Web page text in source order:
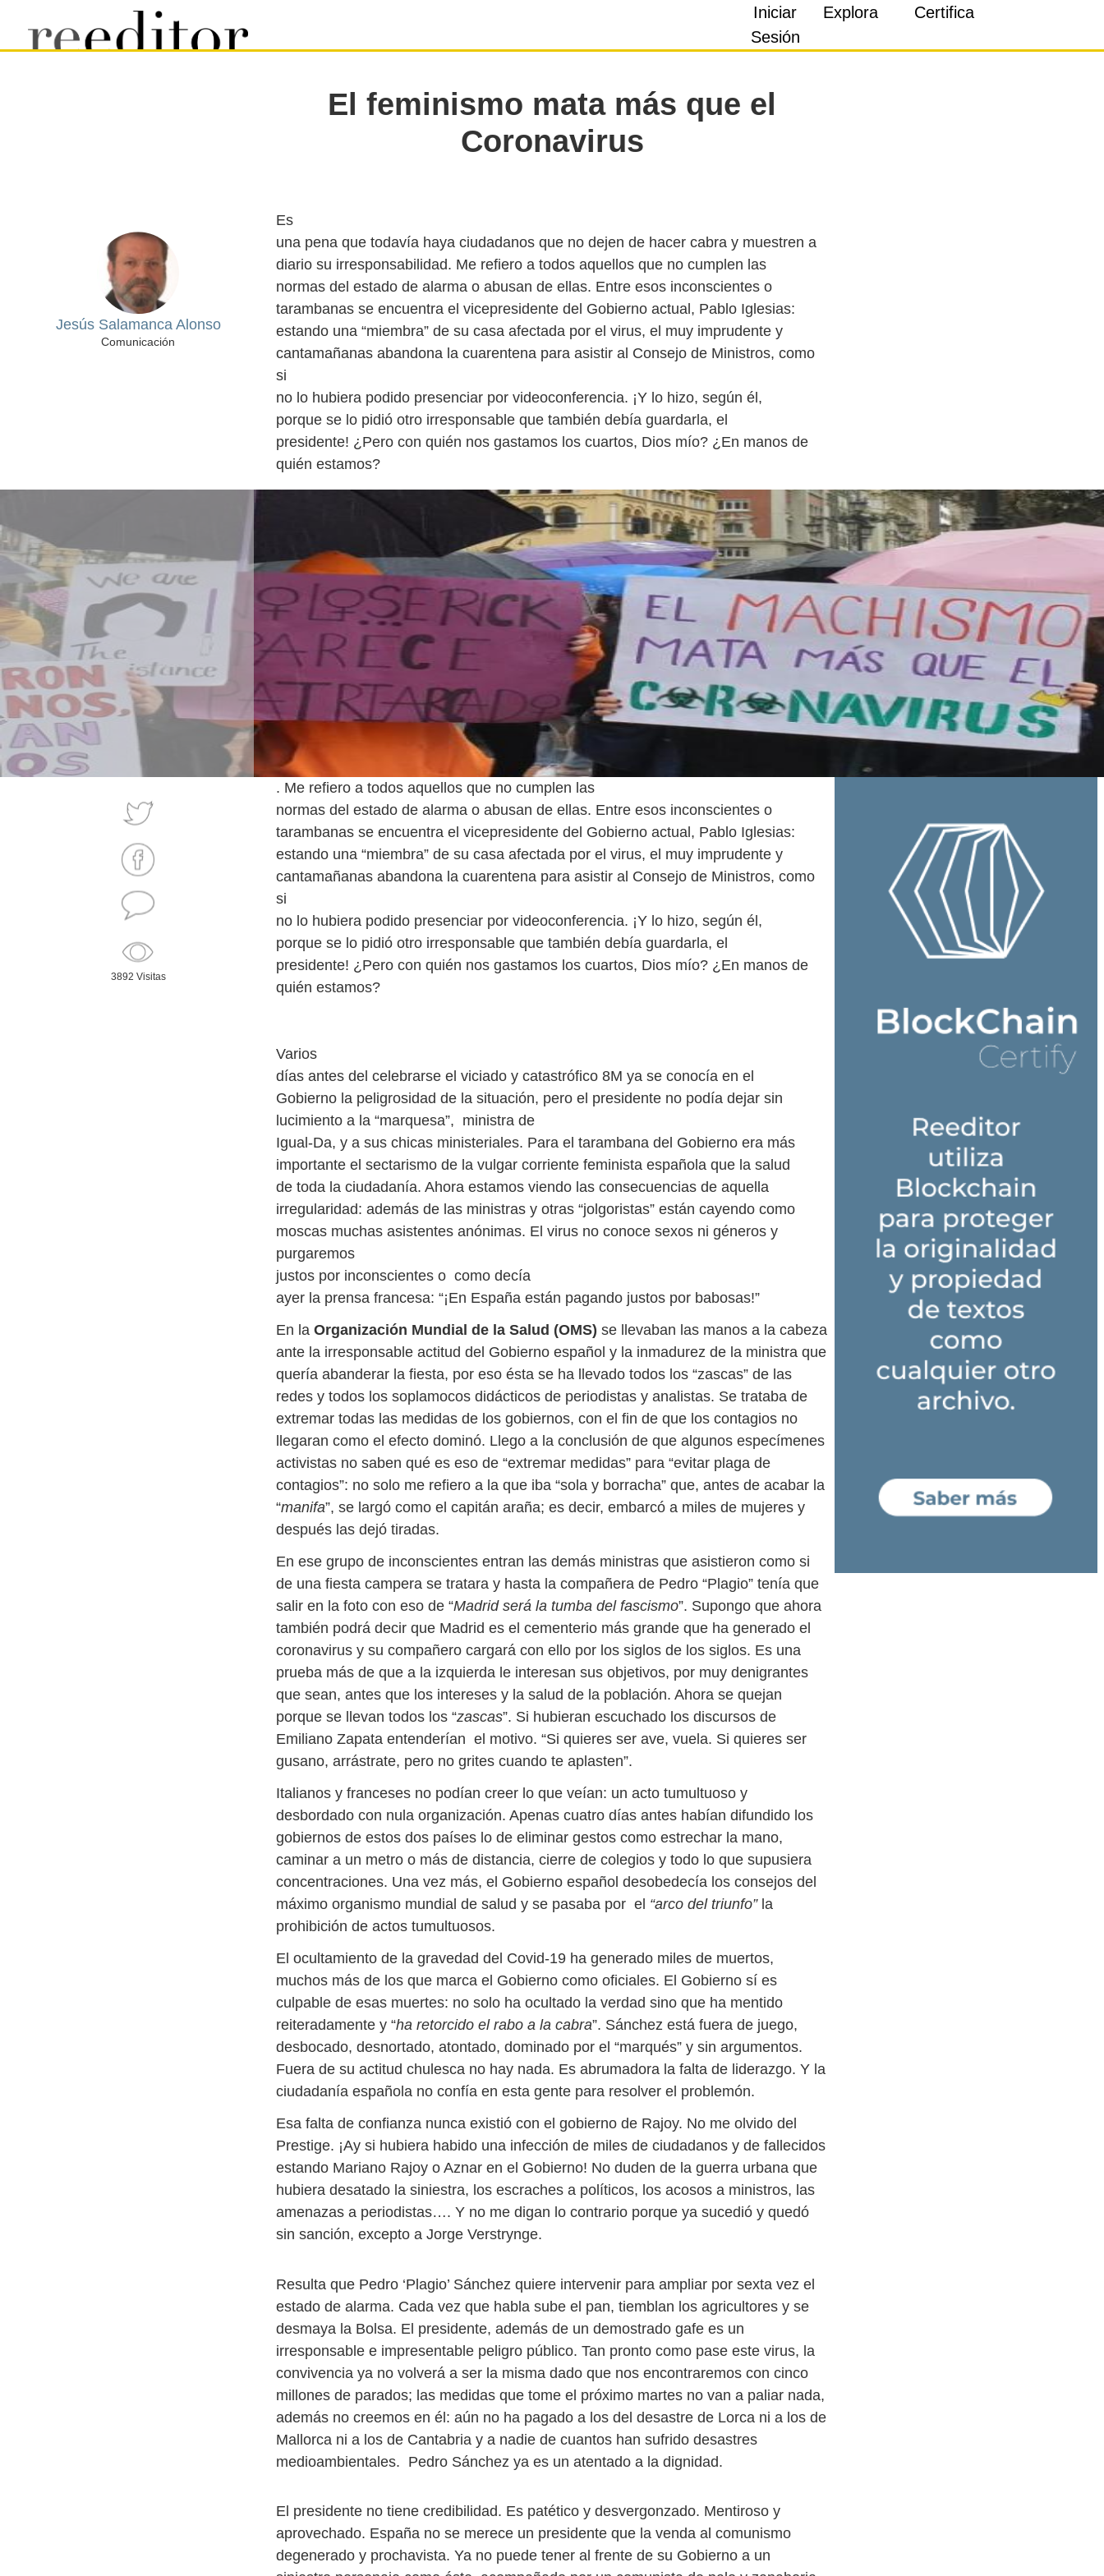
Iniciar
Sesión
Explora Certifica
Jesús Salamanca Alonso
Comunicación
El feminismo mata más que el
Coronavirus
Es
una pena que todavía haya ciudadanos que no dejen de hacer cabra y muestren a
diario su irresponsabilidad. Me refiero a todos aquellos que no cumplen las
normas del estado de alarma o abusan de ellas. Entre esos inconscientes o
tarambanas se encuentra el vicepresidente del Gobierno actual, Pablo Iglesias:
estando una “miembra” de su casa afectada por el virus, el muy imprudente y
cantamañanas abandona la cuarentena para asistir al Consejo de Ministros, como
si
no lo hubiera podido presenciar por videoconferencia. ¡Y lo hizo, según él,
porque se lo pidió otro irresponsable que también debía guardarla, el
presidente! ¿Pero con quién nos gastamos los cuartos, Dios mío? ¿En manos de
3892 Visitas
. Me refiero a todos aquellos que no cumplen las
normas del estado de alarma o abusan de ellas. Entre esos inconscientes o
tarambanas se encuentra el vicepresidente del Gobierno actual, Pablo Iglesias:
estando una “miembra” de su casa afectada por el virus, el muy imprudente y
cantamañanas abandona la cuarentena para asistir al Consejo de Ministros, como
si
no lo hubiera podido presenciar por videoconferencia. ¡Y lo hizo, según él,
porque se lo pidió otro irresponsable que también debía guardarla, el
presidente! ¿Pero con quién nos gastamos los cuartos, Dios mío? ¿En manos de
quién estamos?
Varios
días antes del celebrarse el viciado y catastrófico 8M ya se conocía en el
Gobierno la peligrosidad de la situación, pero el presidente no podía dejar sin
lucimiento a la “marquesa”, ministra de
Igual-Da, y a sus chicas ministeriales. Para el tarambana del Gobierno era más
importante el sectarismo de la vulgar corriente feminista española que la salud
de toda la ciudadanía. Ahora estamos viendo las consecuencias de aquella
irregularidad: además de las ministras y otras “jolgoristas” están cayendo como
moscas muchas asistentes anónimas. El virus no conoce sexos ni géneros y
purgaremos
justos por inconscientes o como decía
ayer la prensa francesa: “¡En España están pagando justos por babosas!”
En la Organización Mundial de la Salud (OMS) se llevaban las manos a la cabeza
ante la irresponsable actitud del Gobierno español y la inmadurez de la ministra que
quería abanderar la fiesta, por eso ésta se ha llevado todos los “zascas” de las
redes y todos los soplamocos didácticos de periodistas y analistas. Se trataba de
extremar todas las medidas de los gobiernos, con el fin de que los contagios no
llegaran como el efecto dominó. Llego a la conclusión de que algunos especímenes
activistas no saben qué es eso de “extremar medidas” para “evitar plaga de
contagios”: no solo me refiero a la que iba “sola y borracha” que, antes de acabar la
“manifa”, se largó como el capitán araña; es decir, embarcó a miles de mujeres y
después las dejó tiradas.
En ese grupo de inconscientes entran las demás ministras que asistieron como si
de una fiesta campera se tratara y hasta la compañera de Pedro “Plagio” tenía que
salir en la foto con eso de “Madrid será la tumba del fascismo”. Supongo que ahora
también podrá decir que Madrid es el cementerio más grande que ha generado el
coronavirus y su compañero cargará con ello por los siglos de los siglos. Es una
prueba más de que a la izquierda le interesan sus objetivos, por muy denigrantes
que sean, antes que los intereses y la salud de la población. Ahora se quejan
porque se llevan todos los “zascas”. Si hubieran escuchado los discursos de
Emiliano Zapata entenderían el motivo. “Si quieres ser ave, vuela. Si quieres ser
gusano, arrástrate, pero no grites cuando te aplasten”.
Italianos y franceses no podían creer lo que veían: un acto tumultuoso y
desbordado con nula organización. Apenas cuatro días antes habían difundido los
gobiernos de estos dos países lo de eliminar gestos como estrechar la mano,
caminar a un metro o más de distancia, cierre de colegios y todo lo que supusiera
concentraciones. Una vez más, el Gobierno español desobedecía los consejos del
máximo organismo mundial de salud y se pasaba por el “arco del triunfo”la
prohibición de actos tumultuosos.
El ocultamiento de la gravedad del Covid-19 ha generado miles de muertos,
muchos más de los que marca el Gobierno como oficiales. El Gobierno sí es
culpable de esas muertes: no solo ha ocultado la verdad sino que ha mentido
reiteradamente y “ha retorcido el rabo a la cabra”. Sánchez está fuera de juego,
desbocado, desnortado, atontado, dominado por el “marqués” y sin argumentos.
Fuera de su actitud chulesca no hay nada. Es abrumadora la falta de liderazgo. Y la
ciudadanía española no confía en esta gente para resolver el problemón.
Esa falta de confianza nunca existió con el gobierno de Rajoy. No me olvido del
Prestige. ¡Ay si hubiera habido una infección de miles de ciudadanos y de fallecidos
estando Mariano Rajoy o Aznar en el Gobierno! No duden de la guerra urbana que
hubiera desatado la siniestra, los escraches a políticos, los acosos a ministros, las
amenazas a periodistas…. Y no me digan lo contrario porque ya sucedió y quedó
sin sanción, excepto a Jorge Verstrynge.
Resulta que Pedro ‘Plagio’ Sánchez quiere intervenir para ampliar por sexta vez el
estado de alarma. Cada vez que habla sube el pan, tiemblan los agricultores y se
desmaya la Bolsa. El presidente, además de un demostrado gafe es un
irresponsable e impresentable peligro público. Tan pronto como pase este virus, la
convivencia ya no volverá a ser la misma dado que nos encontraremos con cinco
millones de parados; las medidas que tome el próximo martes no van a paliar nada,
además no creemos en él: aún no ha pagado a los del desastre de Lorca ni a los de
Mallorca ni a los de Cantabria y a nadie de cuantos han sufrido desastres
medioambientales. Pedro Sánchez ya es un atentado a la dignidad.
El presidente no tiene credibilidad. Es patético y desvergonzado. Mentiroso y
aprovechado. España no se merece un presidente que la venda al comunismo
degenerado y prochavista. Ya no puede tener al frente de su Gobierno a un